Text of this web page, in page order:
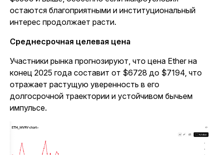
остаются благоприятными и институциональный
интерес продолжает расти.
Среднесрочная целевая цена
Участники рынка прогнозируют, что цена Ether на
конец 2025 года составит от $6728 до $7194, что
отражает растущую уверенность в его
долгосрочной траектории и устойчивом бычьем
импульсе.